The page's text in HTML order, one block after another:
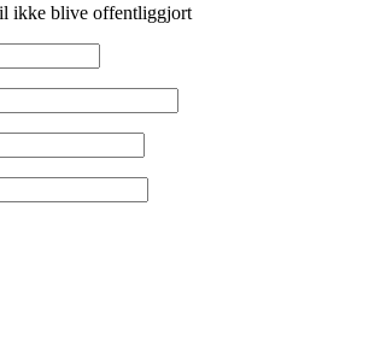
ikke blive offentliggjort